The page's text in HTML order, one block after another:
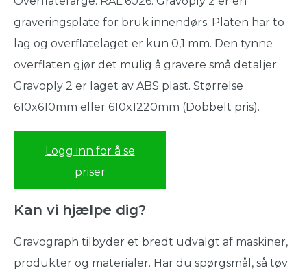
graveringsplate for bruk innendørs. Platen har to
lag og overflatelaget er kun 0,1 mm. Den tynne
overflaten gjør det mulig å gravere små detaljer.
Gravoply 2 er laget av ABS plast. Størrelse
610x610mm eller 610x1220mm (Dobbelt pris).
Logg inn for å se
priser
Kan vi hjælpe dig?
Gravograph tilbyder et bredt udvalgt af maskiner,
produkter og materialer. Har du spørgsmål, så tøv